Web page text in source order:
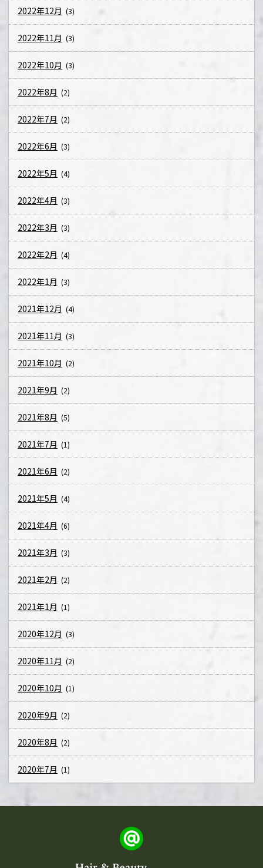
2022年12月 (3)
2022年11月 (3)
2022年10月 (3)
2022年8月 (2)
2022年7月 (2)
2022年6月 (3)
2022年5月 (4)
2022年4月 (3)
2022年3月 (3)
2022年2月 (4)
2022年1月 (3)
2021年12月 (4)
2021年11月 (3)
2021年10月 (2)
2021年9月 (2)
2021年8月 (5)
2021年7月 (1)
2021年6月 (2)
2021年5月 (4)
2021年4月 (6)
2021年3月 (3)
2021年2月 (2)
2021年1月 (1)
2020年12月 (3)
2020年11月 (2)
2020年10月 (1)
2020年9月 (2)
2020年8月 (2)
2020年7月 (1)